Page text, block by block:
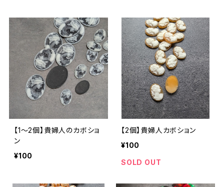
【1～2個】貴婦人のカボショ
ン
¥100
【2個】貴婦人カボション
¥100
SOLD OUT